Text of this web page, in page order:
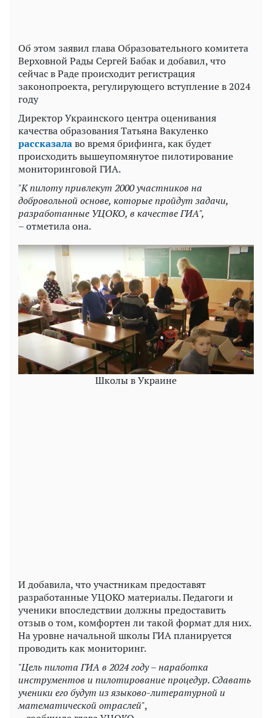
Об этом заявил глава Образовательного комитета
Верховной Рады Сергей Бабак и добавил, что
сейчас в Раде происходит регистрация
законопроекта, регулирующего вступление в 2024
году
Директор Украинского центра оценивания
качества образования Татьяна Вакуленко
рассказалаво время брифинга, как будет
происходить вышеупомянутое пилотирование
мониторинговой ГИА.
"К пилоту привлекут 2000 участников на
добровольной основе, которые пройдут задачи,
разработанные УЦОКО, в качестве ГИА",
– отметила она.
Школы в Украине
И добавила, что участникам предоставят
разработанные УЦОКО материалы. Педагоги и
ученики впоследствии должны предоставить
отзыв о том, комфортен ли такой формат для них.
На уровне начальной школы ГИА планируется
проводить как мониторинг.
"Цель пилота ГИА в 2024 году – наработка
инструментов и пилотирование процедур. Сдавать
ученики его будут из языково-литературной и
математической отраслей",